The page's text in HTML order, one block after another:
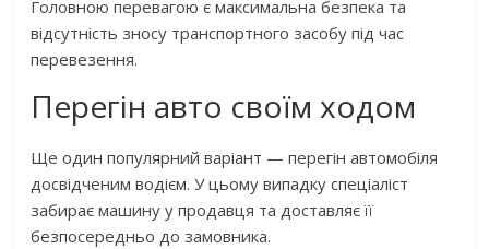
Головною перевагою є максимальна безпека та
відсутність зносу транспортного засобу під час
перевезення.
Перегін авто своїм ходом
Ще один популярний варіант — перегін автомобіля
досвідченим водієм. У цьому випадку спеціаліст
забирає машину у продавця та доставляє її
безпосередньо до замовника.